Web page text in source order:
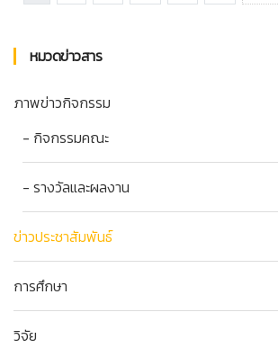
หมวดข่าวสาร
ภาพข่าวกิจกรรม
- กิจกรรมคณะ
- รางวัลและผลงาน
ข่าวประชาสัมพันธ์
การศึกษา
วิจัย